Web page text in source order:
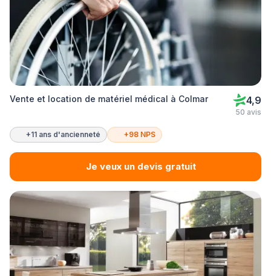
Vente et location de matériel médical à Colmar 4,9
50 avis
+11 ans d'ancienneté +98 NPS
Je veux un devis gratuit